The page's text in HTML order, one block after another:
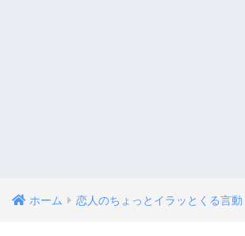
ホーム 恋人のちょっとイラッとくる言動